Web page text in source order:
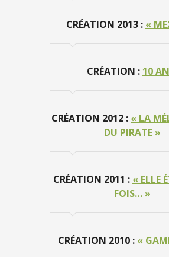
CRÉATION 2013 : «
CRÉATION : 10
CRÉATION 2012 : « LA
DU PIRATE »
CRÉATION 2011 : « ELLE
FOIS… »
CRÉATION 2010 : «